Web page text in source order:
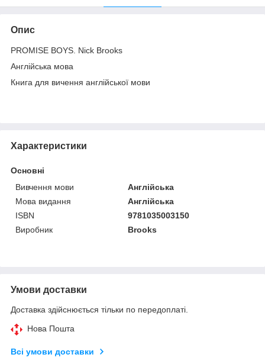
Опис
PROMISE BOYS. Nick Brooks
Англійська мова
Книга для вичення англійської мови
Характеристики
Основні
Вивчення мови
Англійська
Мова видання
Англійська
ISBN
9781035003150
Виробник
Brooks
Умови доставки
Доставка здійснюється тільки по передоплаті.
Нова Пошта
Всі умови доставки